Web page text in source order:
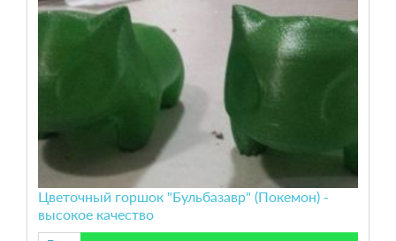
Цветочный горшок "Бульбазавр" (Покемон) -
высокое качество